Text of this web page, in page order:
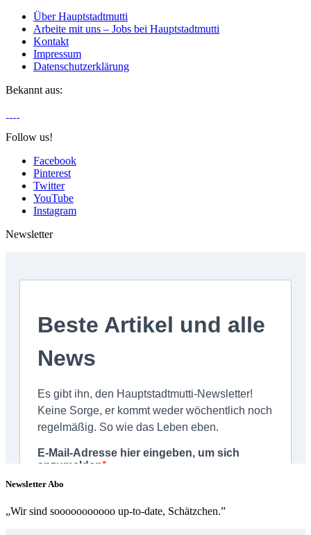
Über Hauptstadtmutti
Arbeite mit uns – Jobs bei Hauptstadtmutti
Kontakt
Impressum
Datenschutzerklärung
Bekannt aus:
Follow us!
Facebook
Pinterest
Twitter
YouTube
Instagram
Newsletter
Newsletter Abo
„Wir sind sooooooooooo up-to-date, Schätzchen.”